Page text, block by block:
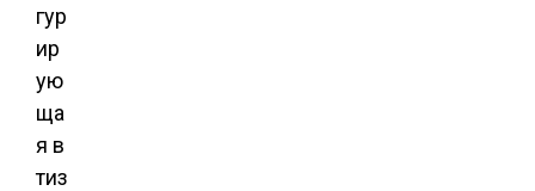
гур
ир
ую
ща
я в
тиз